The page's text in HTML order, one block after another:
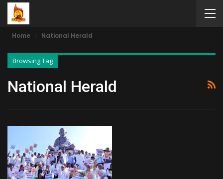
Home National Herald
Browsing Tag
National Herald